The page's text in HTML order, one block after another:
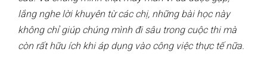
lắng nghe lời khuyên từ các chị, những bài học này
không chỉ giúp chúng mình đi sâu trong cuộc thi mà
còn rất hữu ích khi áp dụng vào công việc thực tế nữa.